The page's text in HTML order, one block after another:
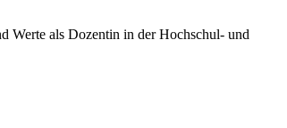
Werte als Dozentin in der Hochschul- und